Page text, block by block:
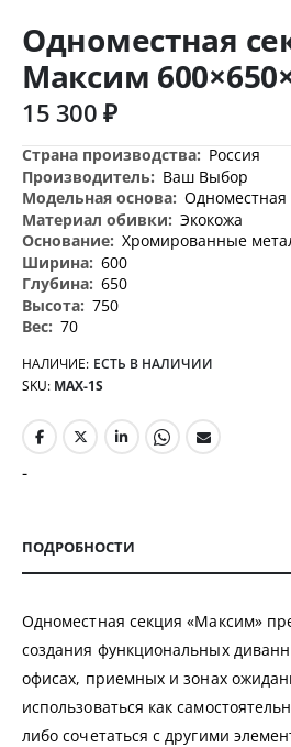
началу
галереи
изображений
Одноместная
Максим
15 300 ₽
Дополнительная
информация
Россия
Ваш Выбор
Одноместная
Экокожа
Хромированные
600
650
750
70
НАЛИЧИЕ: ЕСТЬ В НАЛИЧИИ
SKU MAX-1S
-
ПОДРОБНОСТИ
Одноместная секция «Максим»
создания функциональных
офисах, приемных и зонах
использоваться как
либо сочетаться с другими